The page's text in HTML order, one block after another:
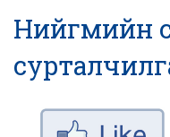
Нийгмийн